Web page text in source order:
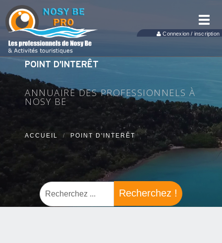
Connexion / inscription
POINT D'INTERÊT
ANNUAIRE DES PROFESSIONNELS À
NOSY BE
ACCUEIL POINT D'INTERÊT
Recherchez !